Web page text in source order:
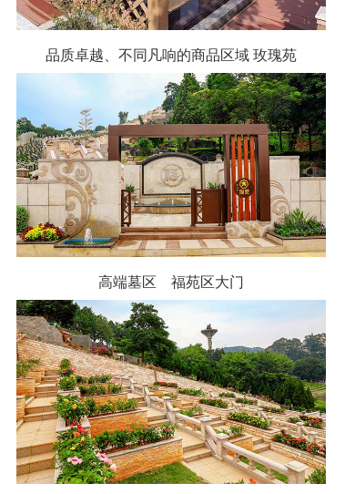
品质卓越、不同凡响的商品区域 玫瑰苑
高端墓区 福苑区大门